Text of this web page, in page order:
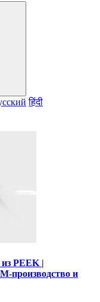
हिंदी
PEEK |
производство и